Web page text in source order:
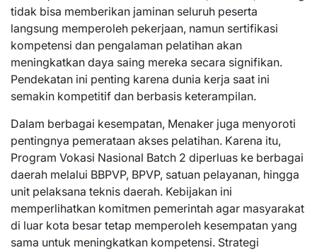
tidak bisa memberikan jaminan seluruh peserta
langsung memperoleh pekerjaan, namun sertifikasi
kompetensi dan pengalaman pelatihan akan
meningkatkan daya saing mereka secara signifikan.
Pendekatan ini penting karena dunia kerja saat ini
semakin kompetitif dan berbasis keterampilan.
Dalam berbagai kesempatan, Menaker juga menyoroti
pentingnya pemerataan akses pelatihan. Karena itu,
Program Vokasi Nasional Batch 2 diperluas ke berbagai
daerah melalui BBPVP, BPVP, satuan pelayanan, hingga
unit pelaksana teknis daerah. Kebijakan ini
memperlihatkan komitmen pemerintah agar masyarakat
di luar kota besar tetap memperoleh kesempatan yang
sama untuk meningkatkan kompetensi. Strategi